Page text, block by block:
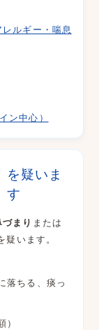
レルギー・喘息
ン中心）
を疑いま
す
づまり または
疑います。
落ちる、痰っ
）